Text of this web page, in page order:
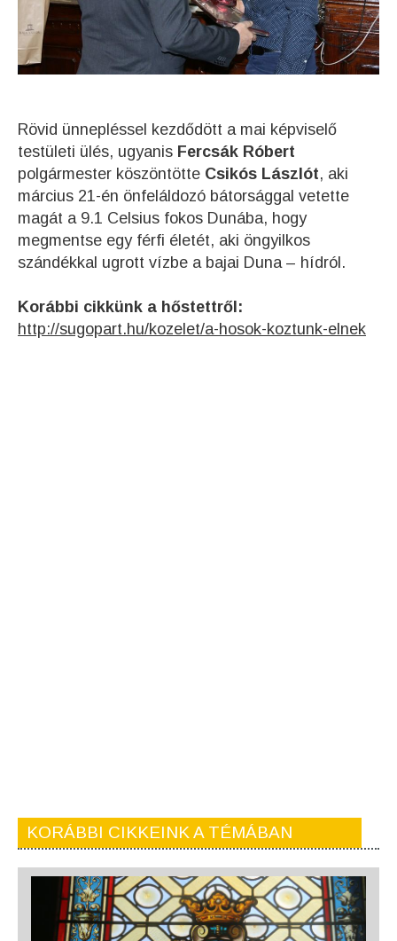
Rövid ünnepléssel kezdődött a mai képviselő
testületi ülés, ugyanis Fercsák Róbert
polgármester köszöntötte Csikós Lászlót, aki
március 21-én önfeláldozó bátorsággal vetette
magát a 9.1 Celsius fokos Dunába, hogy
megmentse egy férfi életét, aki öngyilkos
szándékkal ugrott vízbe a bajai Duna – hídról.
Korábbi cikkünk a hőstettről:
http://sugopart.hu/kozelet/a-hosok-koztunk-elnek
KORÁBBI CIKKEINK A TÉMÁBAN